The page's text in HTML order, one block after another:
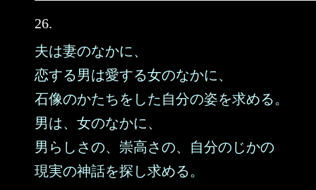
26.
夫は妻のなかに、
恋する男は愛する女のなかに、
石像のかたちをした自分の姿を求める。
男は、女のなかに、
男らしさの、崇高さの、自分のじかの
現実の神話を探し求める。